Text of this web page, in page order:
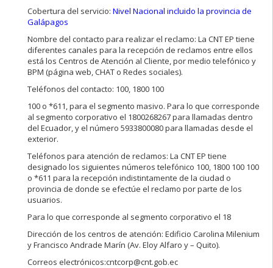
Cobertura del servicio: Nivel Nacional incluido la provincia de
Galápagos
Nombre del contacto para realizar el reclamo: La CNT EP tiene
diferentes canales para la recepción de reclamos entre ellos
está los Centros de Atención al Cliente, por medio telefónico y
BPM (página web, CHAT o Redes sociales).
Teléfonos del contacto: 100, 1800 100
100 o *611, para el segmento masivo. Para lo que corresponde
al segmento corporativo el 1800268267 para llamadas dentro
del Ecuador, y el número 5933800080 para llamadas desde el
exterior.
Teléfonos para atención de reclamos: La CNT EP tiene
designado los siguientes números telefónico 100, 1800 100 100
o *611 para la recepción indistintamente de la ciudad o
provincia de donde se efectúe el reclamo por parte de los
usuarios.
Para lo que corresponde al segmento corporativo el 18
Dirección de los centros de atención: Edificio Carolina Milenium
y Francisco Andrade Marín (Av. Eloy Alfaro y – Quito).
Correos electrónicos:cntcorp@cnt.gob.ec